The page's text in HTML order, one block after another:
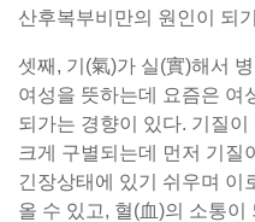
산후복부비만의 원인이 되
셋째, 기(氣)가 실(實)해서
여성을 뜻하는데 요즘은 여
되가는 경향이 있다. 기질
크게 구별되는데 먼저 기질
긴장상태에 있기 쉬우며 이
올 수 있고, 혈(血)의 소통